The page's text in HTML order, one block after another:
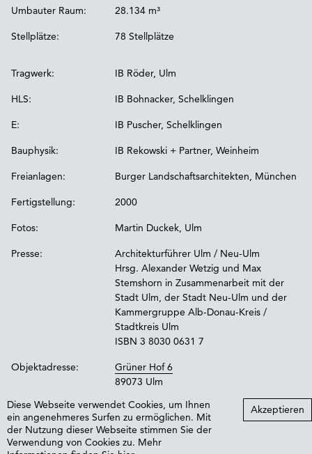
Umbauter Raum: 28.134 m³
Stellplätze: 78 Stellplätze
Tragwerk: IB Röder, Ulm
HLS: IB Bohnacker, Schelklingen
E: IB Puscher, Schelklingen
Bauphysik: IB Rekowski + Partner, Weinheim
Freianlagen: Burger Landschaftsarchitekten, München
Fertigstellung: 2000
Fotos: Martin Duckek, Ulm
Presse:
Architekturführer Ulm / Neu-Ulm
Hrsg. Alexander Wetzig und Max
Stemshorn in Zusammenarbeit mit der
Stadt Ulm, der Stadt Neu-Ulm und der
Kammergruppe Alb-Donau-Kreis /
Stadtkreis Ulm
ISBN 3 8030 0631 7
Objektadresse:
Grüner Hof 6
89073 Ulm
kontakt impressum datenschutz
Diese Webseite verwendet Cookies, um Ihnen
ein angenehmeres Surfen zu ermöglichen. Mit
der Nutzung dieser Webseite stimmen Sie der
Verwendung von Cookies zu. Mehr
Akzeptieren